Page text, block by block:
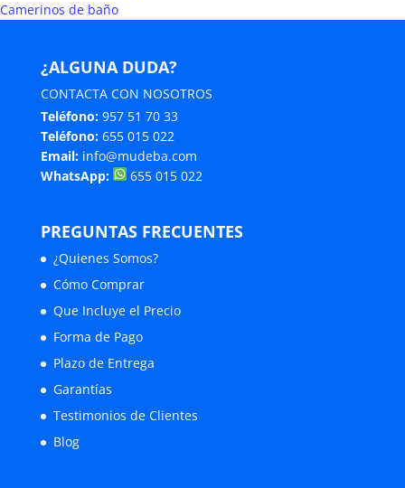
Camerinos de baño
¿ALGUNA DUDA?
CONTACTA CON NOSOTROS
Teléfono: 957 51 70 33
Teléfono: 655 015 022
Email: info@mudeba.com
WhatsApp:
655 015 022
PREGUNTAS FRECUENTES
¿Quienes Somos?
Cómo Comprar
Que Incluye el Precio
Forma de Pago
Plazo de Entrega
Garantías
Testimonios de Clientes
Blog